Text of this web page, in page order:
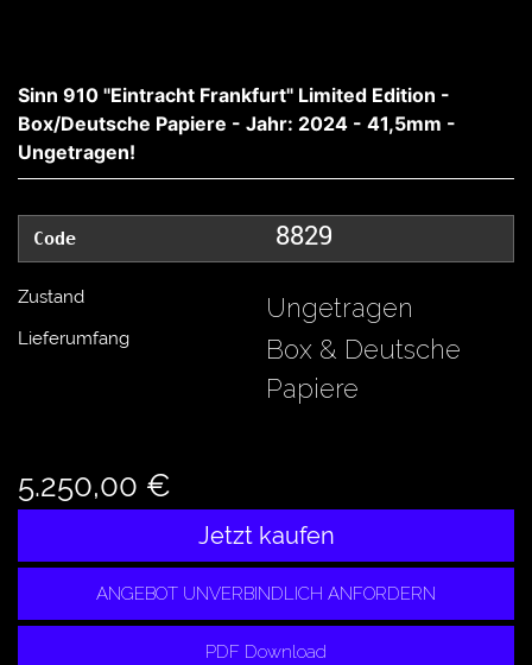
Sinn 910 "Eintracht Frankfurt" Limited Edition -
Box/Deutsche Papiere - Jahr: 2024 - 41,5mm -
Ungetragen!
Code 8829
Zustand Ungetragen
Lieferumfang
Box & Deutsche
Papiere
5.250,00 €
Jetzt kaufen
ANGEBOT UNVERBINDLICH ANFORDERN
PDF Download